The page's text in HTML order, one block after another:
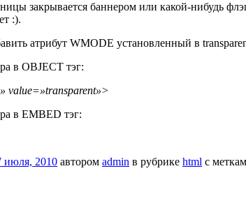
закрывается баннером или какой-нибудь
:).
атрибут WMODE установленный в
в OBJECT тэг:
value=»transparent»>
в EMBED тэг:
июля, 2010 автором admin в рубрике html с